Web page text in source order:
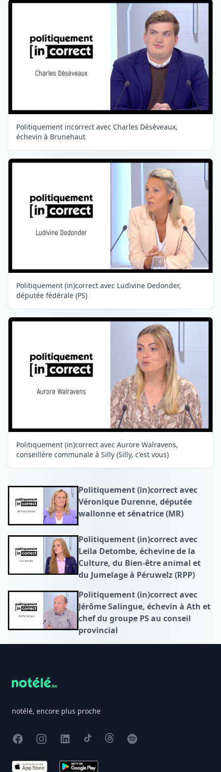
Politiquement incorrect avec Charles Déséveaux,
échevin à Brunehaut
Politiquement (in)correct avec Ludivine Dedonder,
députée fédérale (PS)
Politiquement (in)correct avec Aurore Walravens,
conseillère communale à Silly (Silly, c'est vous)
Politiquement (in)correct avec
Véronique Durenne, députée
wallonne et sénatrice (MR)
Politiquement (in)correct avec
Leila Detombe, échevine de la
Culture, du Bien-être animal et
du Jumelage à Péruwelz (RPP)
Politiquement (in)correct avec
Jérôme Salingue, échevin à Ath et
chef du groupe PS au conseil
provincial
notélé, encore plus proche
FacebookInstagram
X TikTokThreadsSpotify
App Store Google Play